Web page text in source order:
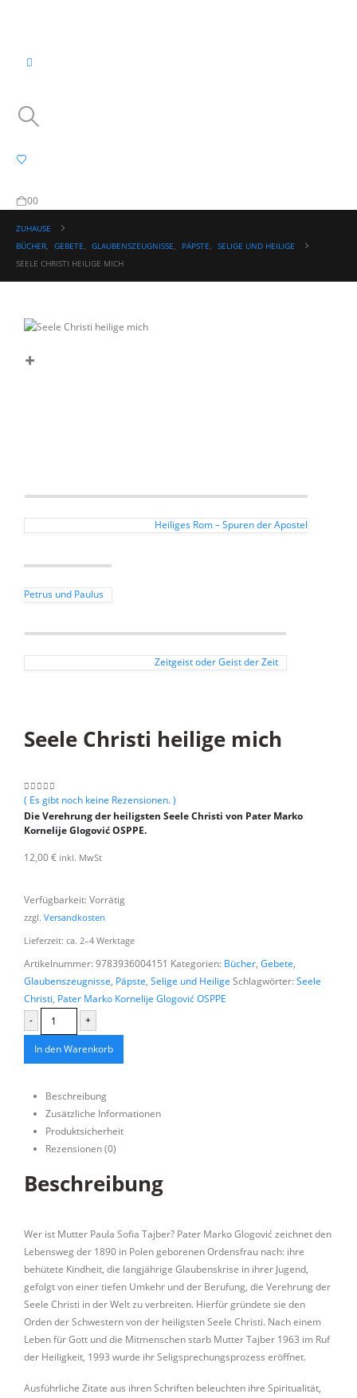
00
ZUHAUSE
BÜCHER, GEBETE, GLAUBENSZEUGNISSE, PÄPSTE, SELIGE UND HEILIGE
SEELE CHRISTI HEILIGE MICH
Heiliges Rom – Spuren der Apostel
Petrus und Paulus
Zeitgeist oder Geist der Zeit
Seele Christi heilige mich
0 aus 5
( Es gibt noch keine Rezensionen. )
Die Verehrung der heiligsten Seele Christi von Pater Marko
Kornelije Glogović OSPPE.
12,00€ inkl. MwSt
Verfügbarkeit:Vorrätig
zzgl. Versandkosten
Lieferzeit: ca. 2–4 Werktage
Artikelnummer:9783936004151 Kategorien: Bücher, Gebete,
Glaubenszeugnisse, Päpste, Selige und Heilige Schlagwörter:Seele
Christi, Pater Marko Kornelije Glogović OSPPE
-
+
In den Warenkorb
Beschreibung
Zusätzliche Informationen
Produktsicherheit
Rezensionen (0)
Beschreibung
Wer ist Mutter Paula Sofia Tajber? Pater Marko Glogović zeichnet den
Lebensweg der 1890 in Polen geborenen Ordensfrau nach: ihre
behütete Kindheit, die langjährige Glaubenskrise in ihrer Jugend,
gefolgt von einer tiefen Umkehr und der Berufung, die Verehrung der
Seele Christi in der Welt zu verbreiten. Hierfür gründete sie den
Orden der Schwestern von der heiligsten Seele Christi. Nach einem
Leben für Gott und die Mitmenschen starb Mutter Tajber 1963 im Ruf
der Heiligkeit, 1993 wurde ihr Seligsprechungsprozess eröffnet.
Ausführliche Zitate aus ihren Schriften beleuchten ihre Spiritualität,